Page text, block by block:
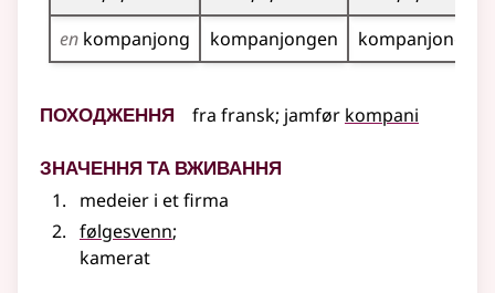
en kompanjong kompanjongen kompanjonger
Походження fra fransk; jamfør kompani
Значення та вживання
medeier i et firma
følgesvenn;
kamerat